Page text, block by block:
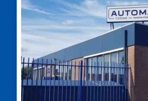
mm
25
p123
25
mm
SIC
e10-
p123
SIC
e10D-
p63
SIC
e10D-
p123
evo
XL
SIC
e10-
p63
SIC
e10-
p63
SIC
e10-
p123
SIC
e10D-